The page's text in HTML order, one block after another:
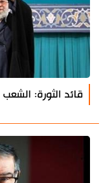
قائد الثورة: